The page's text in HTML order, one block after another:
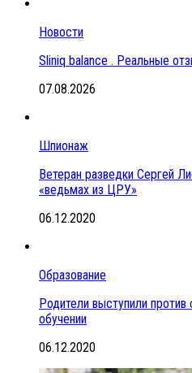
Новости
Sliniq balance . Реальные
07.08.2026
Шпионаж
Ветеран разведки Сергей
«ведьмах из ЦРУ»
06.12.2020
Образование
Родители выступили
обучении
06.12.2020